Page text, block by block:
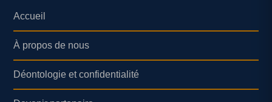
Accueil
À propos de nous
Déontologie et confidentialité